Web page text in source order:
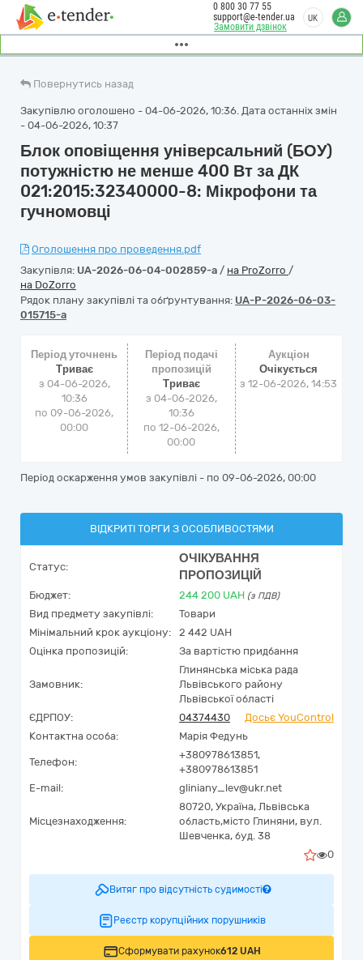
Замовити дзвінок
0 800 30 77 55
support@e-tender.ua
UK
Повернутись назад
Закупівлю оголошено - 04-06-2026, 10:36. Дата останніх змін
- 04-06-2026, 10:37
Блок оповіщення універсальний (БОУ)
потужністю не менше 400 Вт за ДК
021:2015:32340000-8: Мікрофони та
гучномовці
Оголошення про проведення.pdf
Закупівля: UA-2026-06-04-002859-a / на ProZorro /
на DoZorro
Рядок плану закупівлі та обґрунтування: UA-P-2026-06-03-
015715-a
Період уточнень
Триває
з 04-06-2026,
10:36
по 09-06-2026,
00:00
Період подачі
пропозицій
Триває
з 04-06-2026,
10:36
по 12-06-2026,
00:00
Аукціон
Очікується
з12-06-2026, 14:53
Період оскарження умов закупівлі - по 09-06-2026, 00:00
ВІДКРИТІ ТОРГИ З ОСОБЛИВОСТЯМИ
Статус:
ОЧІКУВАННЯ
ПРОПОЗИЦІЙ
Бюджет: 244 200 UAH (з ПДВ)
Вид предмету закупівлі:
Товари
Мінімальний крок аукціону:
2 442 UAH
Оцінка пропозицій:
За вартістю придбання
Замовник:
Глинянська міська рада
Львівського району
Львівської області
ЄДРПОУ:
04374430
Досьє YouControl
Контактна особа:
Марія Федунь
Телефон:
+380978613851,
+380978613851
E-mail:
gliniany_lev@ukr.net
Місцезнаходження:
80720, Україна, Львівська
область,місто Глиняни, вул.
Шевченка, буд. 38
0
Витяг про відсутність судимості
Реєстр корупційних порушників
Сформувати рахунок612 UAH